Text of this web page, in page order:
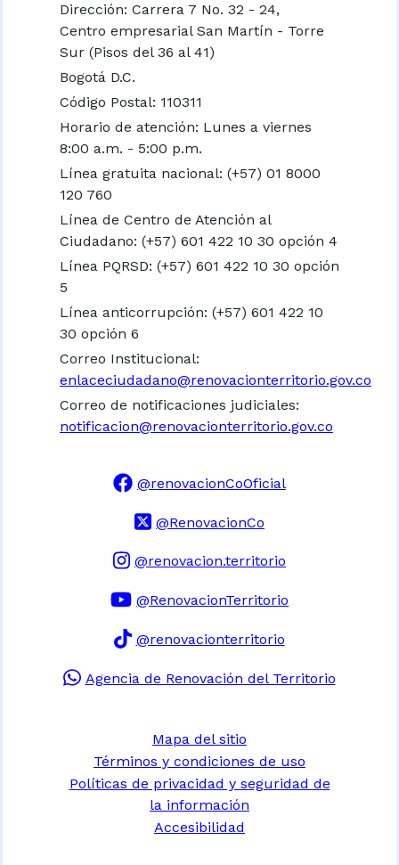
Dirección: Carrera 7 No. 32 - 24,
Centro empresarial San Martín - Torre
Sur (Pisos del 36 al 41)
Bogotá D.C.
Código Postal: 110311
Horario de atención: Lunes a viernes
8:00 a.m. - 5:00 p.m.
Línea gratuita nacional: (+57) 01 8000
120 760
Línea de Centro de Atención al
Ciudadano: (+57) 601 422 10 30 opción 4
Línea PQRSD: (+57) 601 422 10 30 opción
5
Línea anticorrupción: (+57) 601 422 10
30 opción 6
Correo Institucional:
enlaceciudadano@renovacionterritorio.gov.co
Correo de notificaciones judiciales:
notificacion@renovacionterritorio.gov.co
@renovacionCoOficial
@RenovacionCo
@renovacion.territorio
@RenovacionTerritorio
@renovacionterritorio
Agencia de Renovación del Territorio
Mapa del sitio
Términos y condiciones de uso
Políticas de privacidad y seguridad de
la información
Accesibilidad